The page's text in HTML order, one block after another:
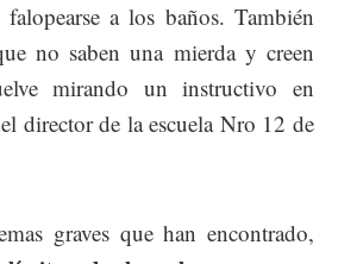
a los baños. También
no saben una mierda y creen
mirando un instructivo en
director de la escuela Nro 12 de
graves que han encontrado,